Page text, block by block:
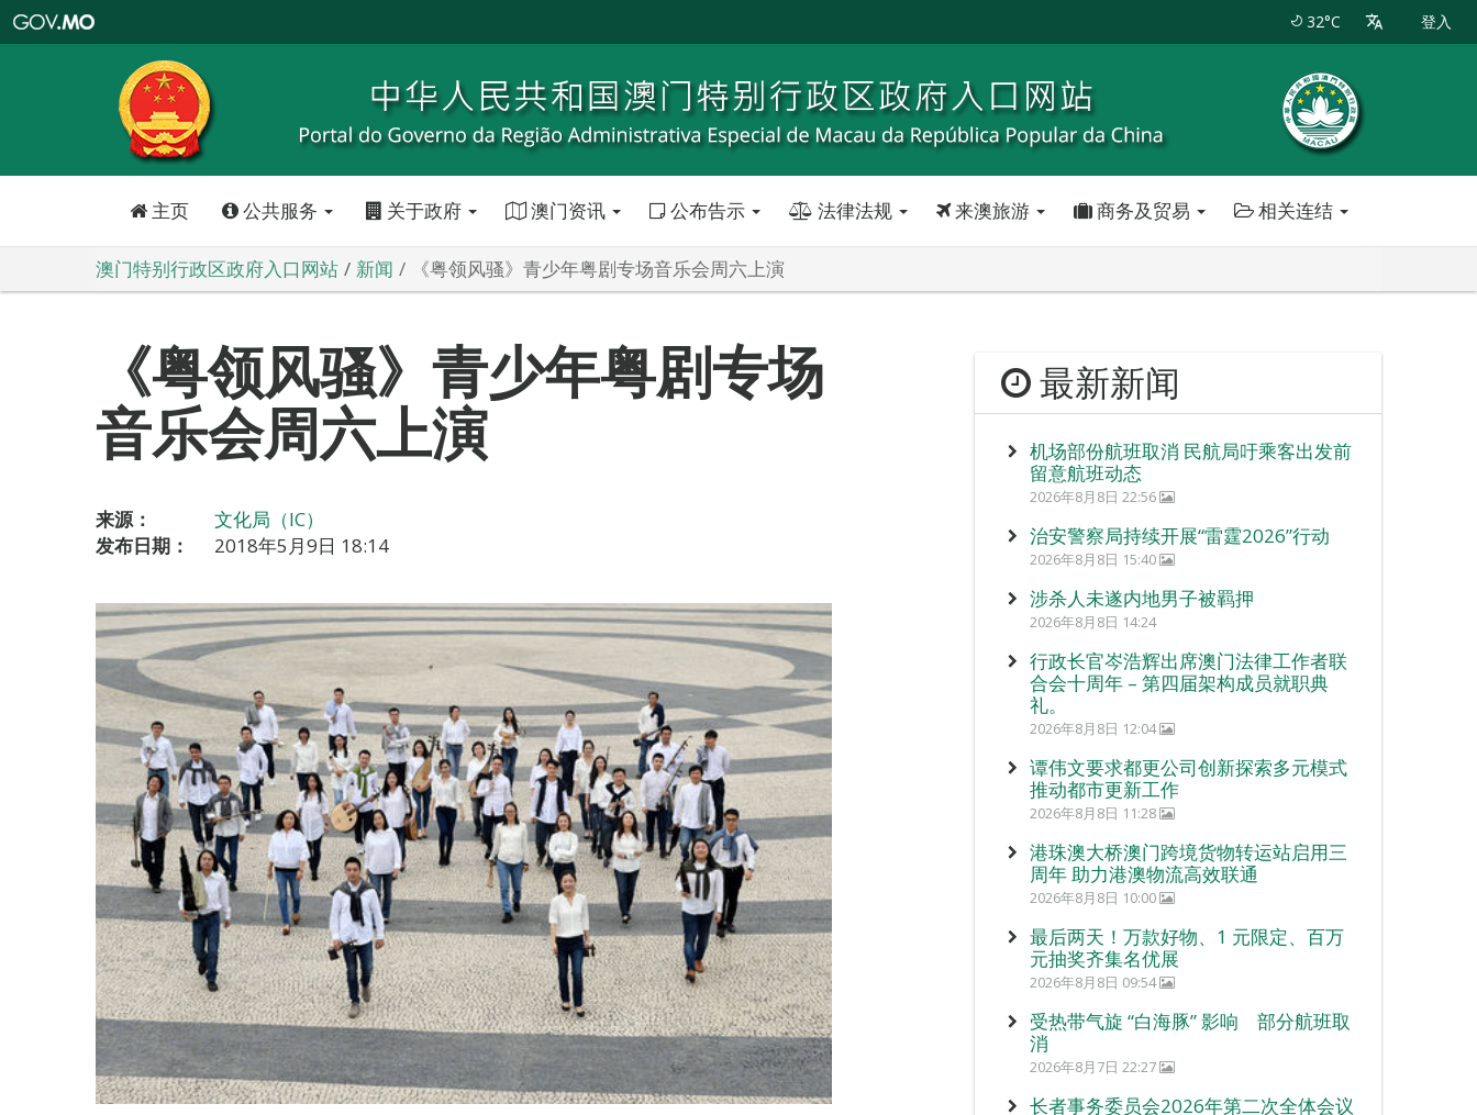
特
政
区
政
口
32°C 登入
主页 公共服务 关于政府 澳门资讯 公布告示 法律法规 来澳旅游 商务及贸易 相关连结
澳门特别行政区政府入口网站 新闻 《粤领风骚》青少年粤剧专场音乐会周六上演
《粤领风骚》青少年粤剧专场
音乐会周六上演
来源：
文化局（IC）
发布日期：
2018年5月9日 18:14
最新新闻
机场部份航班取消 民航局吁乘客出发前
留意航班动态
2026年8月8日 22:56
治安警察局持续开展“雷霆2026”行动
2026年8月8日 15:40
涉杀人未遂内地男子被羁押
2026年8月8日 14:24
行政长官岑浩辉出席澳门法律工作者联
合会十周年 – 第四届架构成员就职典
礼。
2026年8月8日 12:04
谭伟文要求都更公司创新探索多元模式
推动都市更新工作
2026年8月8日 11:28
港珠澳大桥澳门跨境货物转运站启用三
周年 助力港澳物流高效联通
2026年8月8日 10:00
最后两天！万款好物、1 元限定、百万
元抽奖齐集名优展
2026年8月8日 09:54
受热带气旋 “白海豚” 影响 部分航班取
消
2026年8月7日 22:27
长者事务委员会2026年第二次全体会议